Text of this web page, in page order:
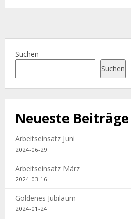
Suchen
Suchen
Neueste Beiträge
Arbeitseinsatz Juni
2024-06-29
Arbeitseinsatz März
2024-03-16
Goldenes Jubiläum
2024-01-24